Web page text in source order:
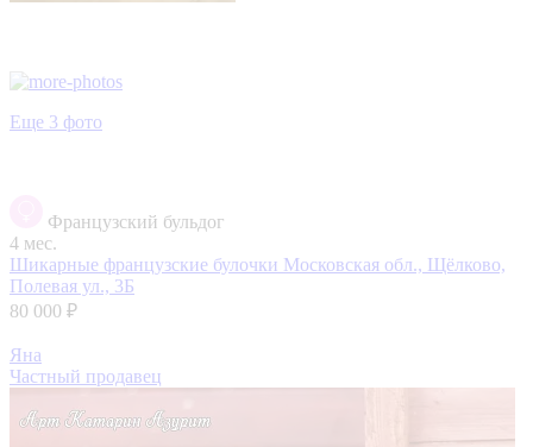
Еще 3 фото
Французский бульдог
4 мес.
Шикарные французские булочки Московская обл., Щёлково,
Полевая ул., 3Б
80 000 ₽
Яна
Частный продавец